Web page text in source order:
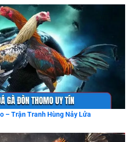
– Trận Tranh Hùng Nảy Lửa